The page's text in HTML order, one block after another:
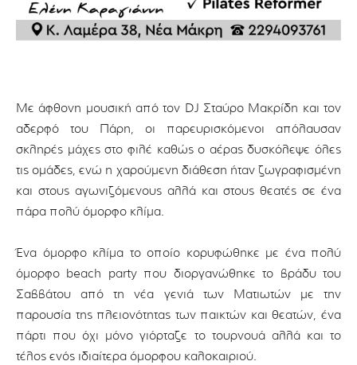
Με άφθονη μουσική από τον DJ Σταύρο Μακρίδη και τον
αδερφό του Πάρη, οι παρευρισκόμενοι απόλαυσαν
σκληρές μάχες στο φιλέ καθώς ο αέρας δυσκόλεψε όλες
τις ομάδες, ενώ η χαρούμενη διάθεση ήταν ζωγραφισμένη
και στους αγωνιζόμενους αλλά και στους θεατές σε ένα
πάρα πολύ όμορφο κλίμα.
Ένα όμορφο κλίμα το οποίο κορυφώθηκε με ένα πολύ
όμορφο beach party που διοργανώθηκε το βράδυ του
Σαββάτου από τη νέα γενιά των Ματιωτών με την
παρουσία της πλειονότητας των παικτών και θεατών, ένα
πάρτι που όχι μόνο γιόρταζε το τουρνουά αλλά και το
τέλος ενός ιδιαίτερα όμορφου καλοκαιριού.